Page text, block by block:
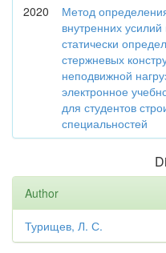
2020
Метод
внутренних усилий
статически
стержневых
неподвижной
электронное
для студентов
специальностей
Author
Турищев, Л. С.